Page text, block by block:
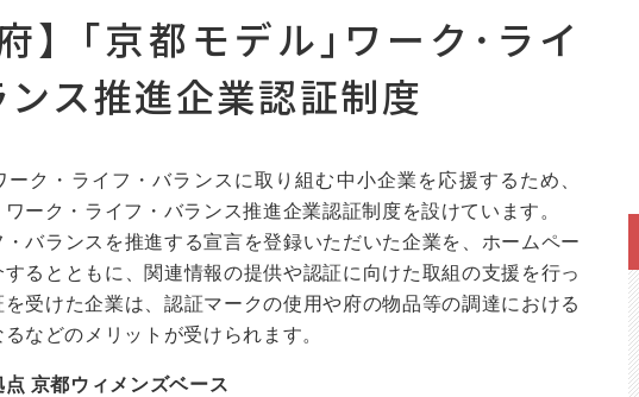
府】｢京都モデル｣ワーク･ライ
ンス推進企業認証制度
ーク・ライフ・バランスに取り組む中小企業を応援するため、
ワーク・ライフ・バランス推進企業認証制度を設けています。
・バランスを推進する宣言を登録いただいた企業を、ホームペー
するとともに、関連情報の提供や認証に向けた取組の支援を行っ
受けた企業は、認証マークの使用や府の物品等の調達における
などのメリットが受けられます。
京都ウィメンズベース